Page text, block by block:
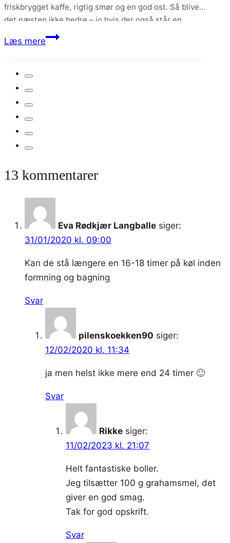
friskbrygget kaffe, rigtig smør og en god ost. Så bliver
det næsten ikke bedre – jo hvis der også står en
lækker hjemmelavet luksus nutella på bordet. Men…
Læs mereLækre
13 kommentarer
Eva Rødkjær Langballe siger:
31/01/2020 kl. 09:00
Kan de stå længere en 16-18 timer på køl inden
formning og bagning
Svar
pilenskoekken90 siger:
12/02/2020 kl. 11:34
ja men helst ikke mere end 24 timer 🙂
Svar
Rikke siger:
11/02/2023 kl. 21:07
Helt fantastiske boller.
Jeg tilsætter 100 g grahamsmel, det
giver en god smag.
Tak for god opskrift.
Svar